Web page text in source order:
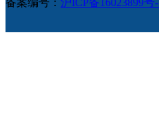
备案编号： 沪ICP备16023899号-1